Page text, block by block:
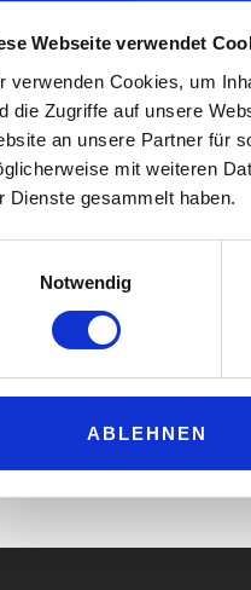
Webseite verwendet
verwenden Cookies, um
die Zugriffe auf unsere
an unsere Partner für
mit weiteren
Dienste gesammelt haben.
Notwendig
ABLEHNEN
Just
Werbe-konzept. In der
auf Kassensysteme von
getestet werden.